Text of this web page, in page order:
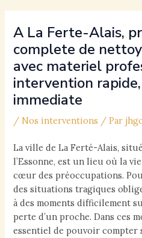
A La Ferte-Alais,
complete de
avec materiel
intervention
immediate
/Nos interventions / Par
La ville de La Ferté-Alais,
l’Essonne, est un lieu où la
cœur des préoccupations.
des situations tragiques
à des moments difficilement
perte d’un proche. Dans ces
essentiel de pouvoir compter